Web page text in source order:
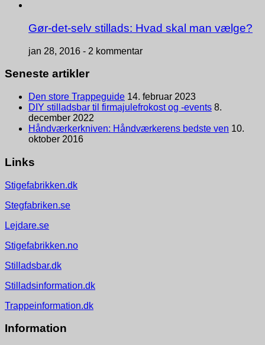
Gør-det-selv stillads: Hvad skal man vælge?
jan 28, 2016 - 2 kommentar
Seneste artikler
Den store Trappeguide 14. februar 2023
DIY stilladsbar til firmajulefrokost og -events 8.
december 2022
Håndværkerkniven: Håndværkerens bedste ven 10.
oktober 2016
Links
Stigefabrikken.dk
Stegfabriken.se
Lejdare.se
Stigefabrikken.no
Stilladsbar.dk
Stilladsinformation.dk
Trappeinformation.dk
Information